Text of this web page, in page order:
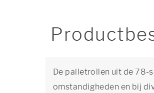
De palletrollen uit de 78-
omstandigheden en bij